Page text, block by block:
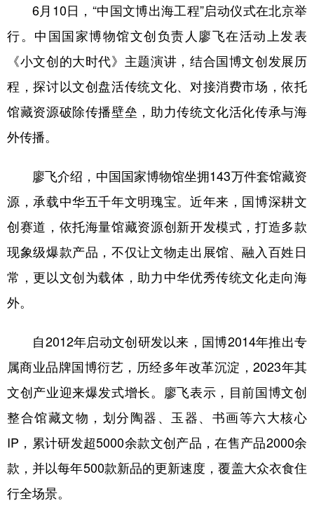
彩票 娱乐 时尚 悦读
公益 一带一路 亚太网 上市公司
文化产业
地方频道
北京 天津 河北 山西
辽宁 吉林 上海 江苏
浙江 安徽 福建 江西
山东 河南 湖北 湖南
陕西 甘肃 青海 宁夏
English Español Français عربى
Русский язык
6月10日，“中国文博出海工程”启动仪式在北京举
行。中国国家博物馆文创负责人廖飞在活动上发表
《小文创的大时代》主题演讲，结合国博文创发展历
程，探讨以文创盘活传统文化、对接消费市场，依托
馆藏资源破除传播壁垒，助力传统文化活化传承与海
外传播。
廖飞介绍，中国国家博物馆坐拥143万件套馆藏资
源，承载中华五千年文明瑰宝。近年来，国博深耕文
创赛道，依托海量馆藏资源创新开发模式，打造多款
现象级爆款产品，不仅让文物走出展馆、融入百姓日
常，更以文创为载体，助力中华优秀传统文化走向海
外。
自2012年启动文创研发以来，国博2014年推出专
属商业品牌国博衍艺，历经多年改革沉淀，2023年其
文创产业迎来爆发式增长。廖飞表示，目前国博文创
整合馆藏文物，划分陶器、玉器、书画等六大核心
IP，累计研发超5000余款文创产品，在售产品2000余
款，并以每年500款新品的更新速度，覆盖大众衣食住
行全场景。